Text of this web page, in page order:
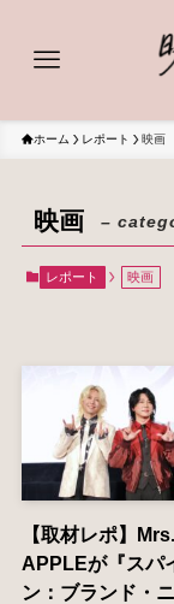
ホーム レポート 映画
映画 –
レポート 映画
【取材レポ】
APPLEが『スパ
ン：ブランド・